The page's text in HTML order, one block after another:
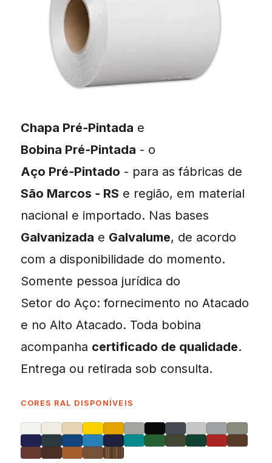
Chapa Pré‑Pintada e
Bobina Pré‑Pintada - o
Aço Pré‑Pintado - para as fábricas de
São Marcos ‑ RS e região, em material
nacional e importado. Nas bases
Galvanizada e Galvalume, de acordo
com a disponibilidade do momento.
Somente pessoa jurídica do
Setor do Aço: fornecimento no Atacado
e no Alto Atacado. Toda bobina
acompanha certificado de qualidade.
Entrega ou retirada sob consulta.
CORES RAL DISPONÍVEIS